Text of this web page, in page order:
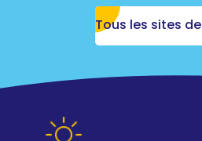
Tous les sites